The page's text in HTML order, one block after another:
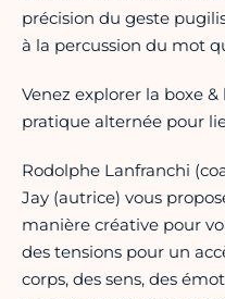
précision du geste
à la percussion du mot
Venez explorer la boxe
pratique alternée pour
Rodolphe Lanfranchi
Jay (autrice) vous
manière créative pour
des tensions pour un
corps, des sens, des